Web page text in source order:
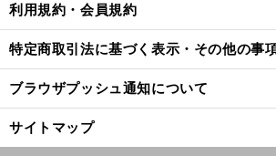
利用規約・会員規約
特定商取引法に基づく表示・その他の事
ブラウザプッシュ通知について
サイトマップ